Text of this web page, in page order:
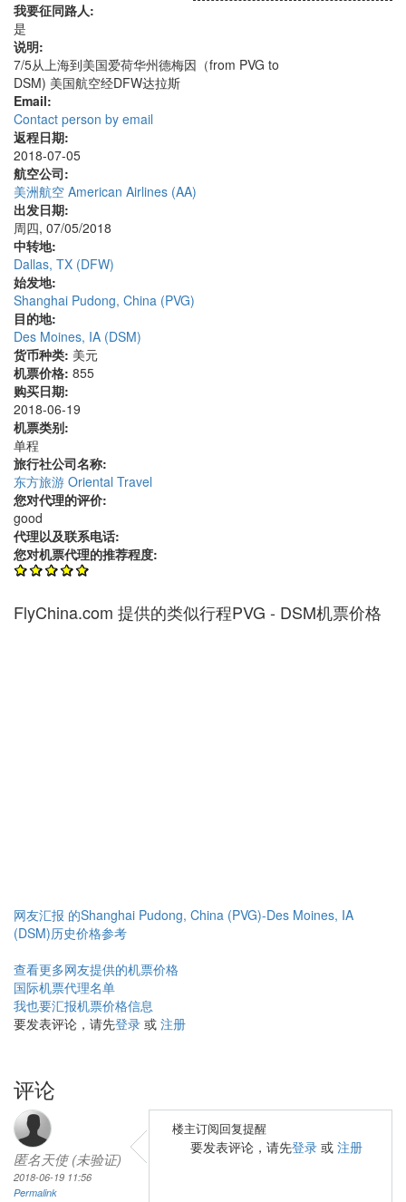
我要征同路人:
是
说明:
7/5从上海到美国爱荷华州德梅因（from PVG to
DSM) 美国航空经DFW达拉斯
Email:
Contact person by email
返程日期:
2018-07-05
航空公司:
美洲航空 American Airlines (AA)
出发日期:
周四, 07/05/2018
中转地:
Dallas, TX (DFW)
始发地:
Shanghai Pudong, China (PVG)
目的地:
Des Moines, IA (DSM)
货币种类: 美元
机票价格: 855
购买日期:
2018-06-19
机票类别:
单程
旅行社公司名称:
东方旅游 Oriental Travel
您对代理的评价:
good
代理以及联系电话:
您对机票代理的推荐程度:
FlyChina.com 提供的类似行程PVG - DSM机票价格
网友汇报 的Shanghai Pudong, China (PVG)-Des Moines, IA
(DSM)历史价格参考
查看更多网友提供的机票价格
国际机票代理名单
我也要汇报机票价格信息
要发表评论，请先登录 或 注册
评论
匿名天使 (未验证)
2018-06-19 11:56
Permalink
楼主订阅回复提醒
要发表评论，请先登录 或 注册